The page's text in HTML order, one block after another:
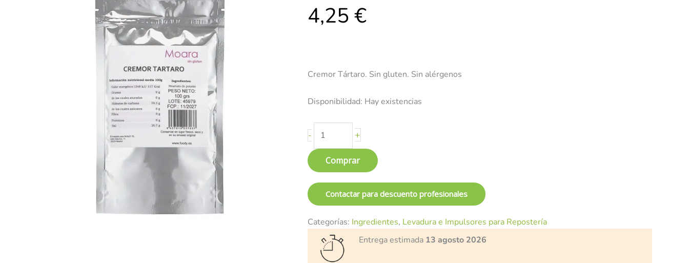
4,25 €
Cremor Tártaro. Sin gluten. Sin alérgenos
Disponibilidad: Hay existencias
-
MOARA
100g
+
Comprar
Contactar para descuento profesionales
Categorías: Ingredientes, Levadura e Impulsores para Repostería
Entrega estimada 13 agosto 2026